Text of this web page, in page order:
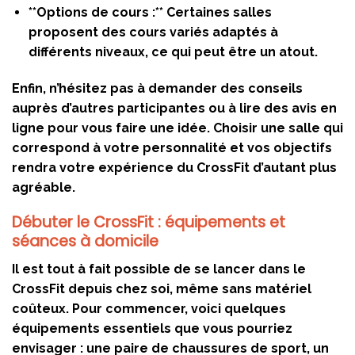
**Options de cours :** Certaines salles
proposent des cours variés adaptés à
différents niveaux, ce qui peut être un atout.
Enfin, n’hésitez pas à demander des conseils
auprès d’autres participantes ou à lire des avis en
ligne pour vous faire une idée. Choisir une salle qui
correspond à votre personnalité et vos objectifs
rendra votre expérience du CrossFit d’autant plus
agréable.
Débuter le CrossFit : équipements et
séances à domicile
Il est tout à fait possible de se lancer dans le
CrossFit depuis chez soi, même sans matériel
coûteux. Pour commencer, voici quelques
équipements essentiels que vous pourriez
envisager : une paire de chaussures de sport, un